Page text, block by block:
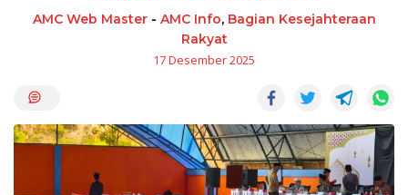
AMC Web Master- AMC Info, Bagian Kesejahteraan
Rakyat
17 Desember 2025